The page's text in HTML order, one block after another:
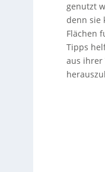
genutzt
denn sie
Flächen
Tipps
aus ihrer